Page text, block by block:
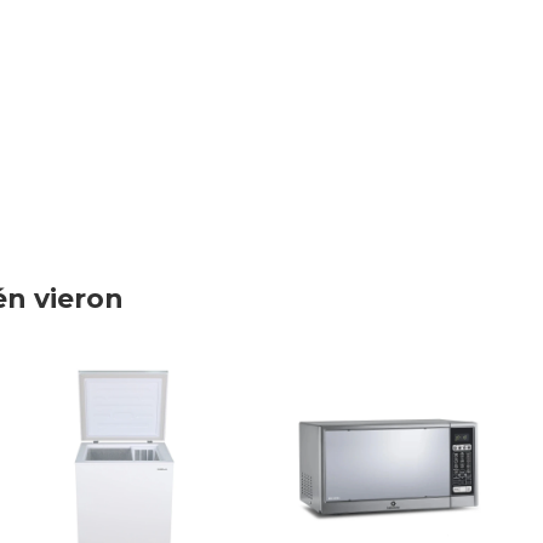
vieron